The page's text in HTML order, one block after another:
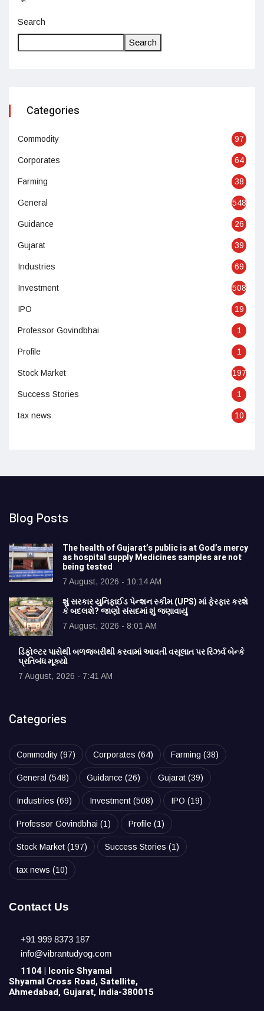
Search
Search
Categories
Commodity 97
Corporates 64
Farming 38
General 548
Guidance 26
Gujarat 39
Industries 69
Investment 508
IPO 19
Professor Govindbhai 1
Profile 1
Stock Market 197
Success Stories 1
tax news 10
Blog Posts
The health of Gujarat’s public is at God’s mercy
as hospital supply Medicines samples are not
being tested
7 August, 2026 - 10:14 AM
શું સરકાર યુનિફાઈડ પેન્શન સ્કીમ (UPS) માં ફેરફાર કરશે
કે બદલશે? જાણો સંસદમાં શું જણાવાયું
7 August, 2026 - 8:01 AM
ડિફોલ્ટર પાસેથી બળજબરીથી કરવામાં આવતી વસૂલાત પર રિઝર્વ બેન્કે
પ્રતિબંધ મૂક્યો
7 August, 2026 - 7:41 AM
Categories
Commodity (97) Corporates (64) Farming (38)
General (548) Guidance (26) Gujarat (39)
Industries (69) Investment (508) IPO (19)
Professor Govindbhai (1) Profile (1)
Stock Market (197) Success Stories (1)
tax news (10)
Contact Us
+91 999 8373 187
info@vibrantudyog.com
1104 | Iconic Shyamal
Shyamal Cross Road, Satellite,
Ahmedabad, Gujarat, India-380015